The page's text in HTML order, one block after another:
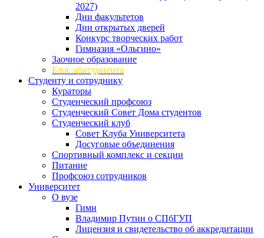
2027)
Дни факультетов
Дни открытых дверей
Конкурс творческих работ
Гимназия «Ольгино»
Заочное образование
Блог абитуриента
Студенту и сотруднику
Кураторы
Студенческий профсоюз
Студенческий Совет Дома студентов
Студенческий клуб
Совет Клуба Университета
Досуговые объединения
Спортивный комплекс и секции
Питание
Профсоюз сотрудников
Университет
О вузе
Гимн
Владимир Путин о СПбГУП
Лицензия и свидетельство об аккредитации